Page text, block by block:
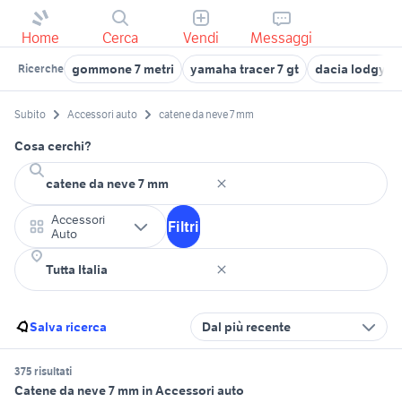
Home Cerca Vendi Messaggi
Ricerche gommone 7 metri yamaha tracer 7 gt dacia lodgy 7
Subito Accessori auto catene da neve 7 mm
Cosa cerchi?
Accessori
Auto
Filtri
Salva ricerca Dal più recente
375 risultati
Catene da neve 7 mm in Accessori auto